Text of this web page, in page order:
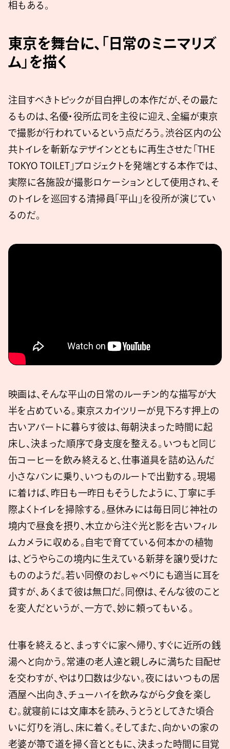
相もある。
東京を舞台に、「日常のミニマリズ
ム」を描く
注目すべきトピックが目白押しの本作だが、その最た
るものは、名優・役所広司を主役に迎え、全編が東京
で撮影が行われているという点だろう。渋谷区内の公
共トイレを斬新なデザインとともに再生させた「THE
TOKYO TOILET」プロジェクトを発端とする本作では、
実際に各施設が撮影ロケーションとして使用され、そ
のトイレを巡回する清掃員「平山」を役所が演じてい
るのだ。
映画は、そんな平山の日常のルーチン的な描写が大
半を占めている。東京スカイツリーが見下ろす押上の
古いアパートに暮らす彼は、毎朝決まった時間に起
床し、決まった順序で身支度を整える。いつもと同じ
缶コーヒーを飲み終えると、仕事道具を詰め込んだ
小さなバンに乗り、いつものルートで出勤する。現場
に着けば、昨日も一昨日もそうしたように、丁寧に手
際よくトイレを掃除する。昼休みには毎日同じ神社の
境内で昼食を摂り、木立から注ぐ光と影を古いフィル
ムカメラに収める。自宅で育てている何本かの植物
は、どうやらこの境内に生えている新芽を譲り受けた
もののようだ。若い同僚のおしゃべりにも適当に耳を
貸すが、あくまで彼は無口だ。同僚は、そんな彼のこと
を変人だというが、一方で、妙に頼ってもいる。
仕事を終えると、まっすぐに家へ帰り、すぐに近所の銭
湯へと向かう。常連の老人達と親しみに満ちた目配せ
を交わすが、やはり口数は少ない。夜にはいつもの居
酒屋へ出向き、チューハイを飲みながら夕食を楽し
む。就寝前には文庫本を読み、うとうとしてきた頃合
いに灯りを消し、床に着く。そしてまた、向かいの家の
老婆が箒で道を掃く音とともに、決まった時間に目覚